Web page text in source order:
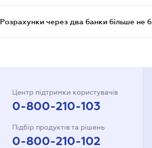
Розрахунки через два банки більше не
Центр підтримки користувачів
0-800-210-103
Підбір продуктів та рішень
0-800-210-102